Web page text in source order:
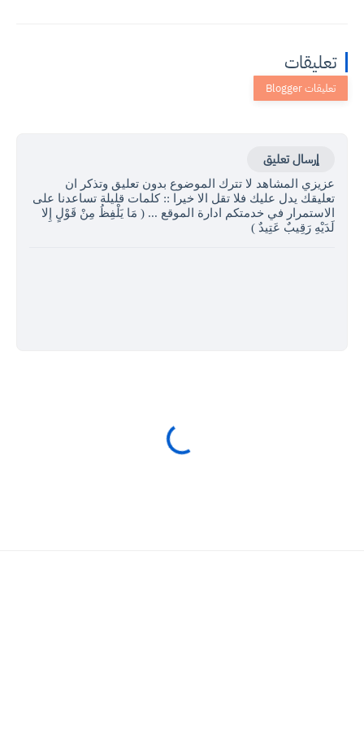
تعليقات
إرسال تعليق
عزيزي المشاهد لا تترك الموضوع بدون تعليق وتذكر ان
تعليقك يدل عليك فلا تقل الا خيرا :: كلمات قليلة تساعدنا على
الاستمرار في خدمتكم ادارة الموقع ... ( مَا يَلْفِظُ مِنْ قَوْلٍ إِلا
لَدَيْهِ رَقِيبٌ عَتِيدٌ )